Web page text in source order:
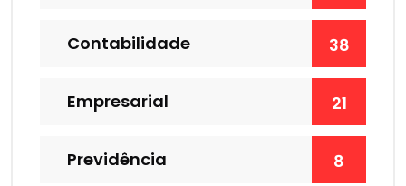
Contabilidade 38
Empresarial 21
Previdência 8